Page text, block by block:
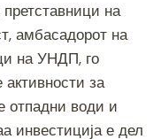
at
s
A
p
p
y
Li
n
ai
l
на
амбасадорот на
на УНДП, го
активности за
отпадни води и
инвестиција е дел